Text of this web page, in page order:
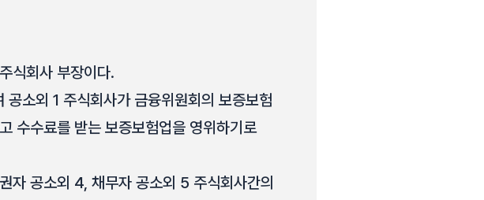
식회사 부장이다.
소외 1 주식회사가 금융위원회의 보증보험
수수료를 받는 보증보험업을 영위하기로
자 공소외 4, 채무자 공소외 5 주식회사간의